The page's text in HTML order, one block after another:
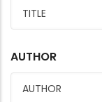
AUTHOR